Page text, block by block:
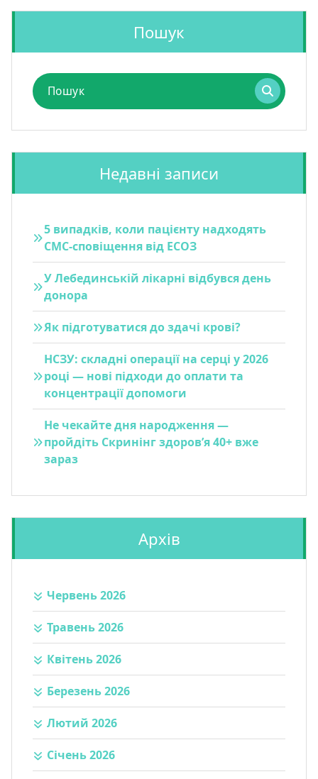
Пошук
Пошук
для:
Недавні записи
5 випадків, коли пацієнту надходять
СМС-сповіщення від ЕСОЗ
У Лебединській лікарні відбувся день
донора
Як підготуватися до здачі крові?
НСЗУ: складні операції на серці у 2026
році — нові підходи до оплати та
концентрації допомоги
Не чекайте дня народження —
пройдіть Скринінг здоров’я 40+ вже
зараз
Архів
Червень 2026
Травень 2026
Квітень 2026
Березень 2026
Лютий 2026
Січень 2026